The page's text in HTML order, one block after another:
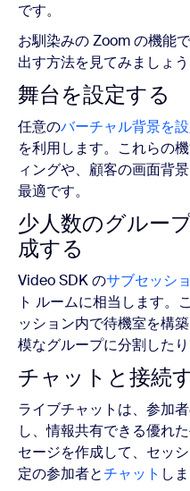
です。
お馴染みの Zoom の機能
出す方法を見てみましょう
舞台を設定する
任意のバーチャル背景を
を利用します。これらの
ィングや、顧客の画面背
最適です。
少人数のグルー
成する
Video SDK のサブセッシ
ト ルームに相当します。
ッション内で待機室を構
模なグループに分割したり
チャットと接続
ライブチャットは、参加
し、情報共有できる優れ
セージを作成して、セッ
定の参加者とチャット し